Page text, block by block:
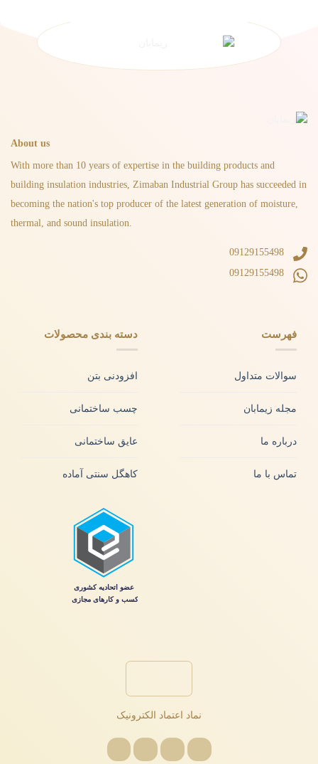
About us
With more than 10 years of expertise in the building products and
building insulation industries, Zimaban Industrial Group has succeeded in
becoming the nation's top producer of the latest generation of moisture,
thermal, and sound insulation.
09129155498
09129155498
فهرست
سوالات متداول
مجله زیمابان
درباره ما
تماس با ما
دسته بندی محصولات
افزودنی بتن
چسب ساختمانی
عایق ساختمانی
کاهگل سنتی آماده
نماد اعتماد الکترونیک